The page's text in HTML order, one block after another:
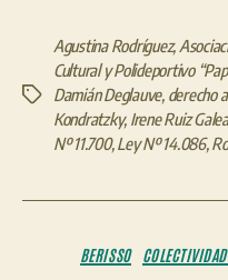
Etiquetas
Agustina Rodríguez,
Cultural y Polideportivo
Damián Deglauve, derecho
Kondratzky, Irene Ruiz
Nº 11.700,Ley Nº 14.086,
BERISSO